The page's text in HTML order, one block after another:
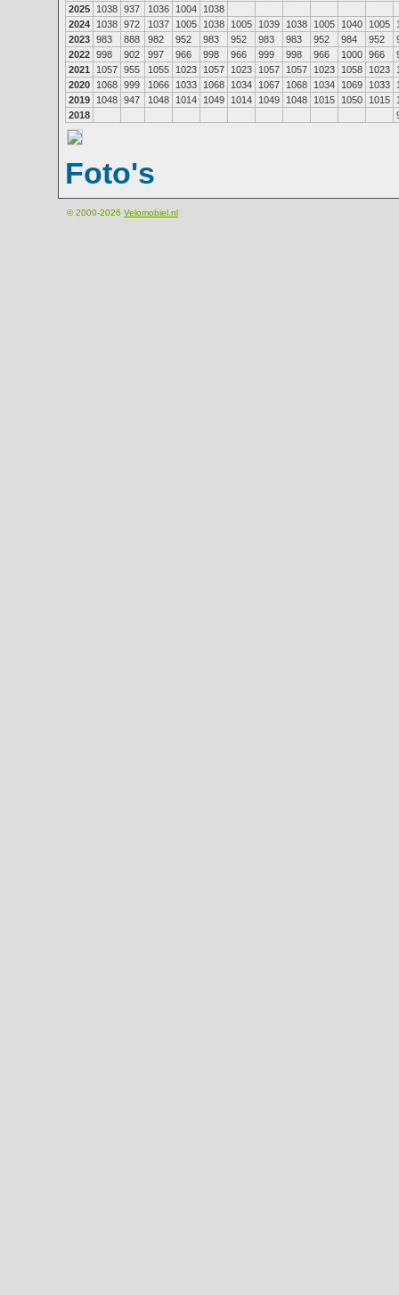
2025
1038 937 1036 1004
1038
2024
1038 972 1037 1005 1038 1005 1039 1038 1005 1040 1005
2023 983 888 982 952 983 952 983 983 952 984 952
2022 998 902 997 966 998 966 999 998 966 1000 966
2021
1057 955 1055 1023 1057 1023 1057 1057 1023 1058 1023
2020
1068 999 1066 1033 1068 1034 1067 1068 1034 1069 1033
2019
1048 947 1048 1014 1049 1014 1049 1048 1015 1050 1015
2018
Foto's
© 2000-2026 Velomobiel.nl